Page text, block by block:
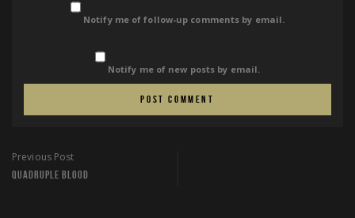
Notify me of follow-up comments by email.
Notify me of new posts by email.
Previous Post
QUADRUPLE BLOOD